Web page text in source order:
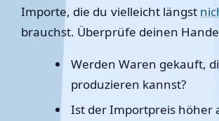
Importe, die du vielleicht längst
brauchst. Überprüfe deinen
Werden Waren gekauft,
produzieren kannst?
Ist der Importpreis höher